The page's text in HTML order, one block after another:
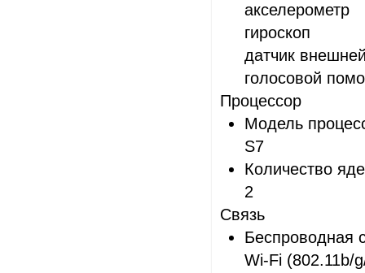
акселерометр
гироскоп
датчик
голосовой
Процессор
Модель
S7
Количество
2
Связь
Беспроводная
Wi-Fi (802.11b/